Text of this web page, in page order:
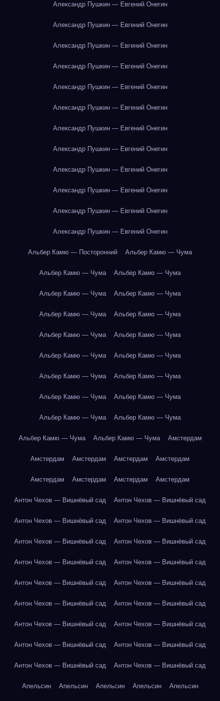
Александр Пушкин — Евгений Онегин
Александр Пушкин — Евгений Онегин
Александр Пушкин — Евгений Онегин
Александр Пушкин — Евгений Онегин
Александр Пушкин — Евгений Онегин
Александр Пушкин — Евгений Онегин
Александр Пушкин — Евгений Онегин
Александр Пушкин — Евгений Онегин
Александр Пушкин — Евгений Онегин
Александр Пушкин — Евгений Онегин
Александр Пушкин — Евгений Онегин
Александр Пушкин — Евгений Онегин
Альбер Камю — Посторонний Альбер Камю — Чума
Альбер Камю — Чума Альбер Камю — Чума
Альбер Камю — Чума Альбер Камю — Чума
Альбер Камю — Чума Альбер Камю — Чума
Альбер Камю — Чума Альбер Камю — Чума
Альбер Камю — Чума Альбер Камю — Чума
Альбер Камю — Чума Альбер Камю — Чума
Альбер Камю — Чума Альбер Камю — Чума
Альбер Камю — Чума Альбер Камю — Чума
Альбер Камю — Чума Альбер Камю — Чума Амстердам
Амстердам Амстердам Амстердам Амстердам
Амстердам Амстердам Амстердам Амстердам
Антон Чехов — Вишнёвый сад Антон Чехов — Вишнёвый сад
Антон Чехов — Вишнёвый сад Антон Чехов — Вишнёвый сад
Антон Чехов — Вишнёвый сад Антон Чехов — Вишнёвый сад
Антон Чехов — Вишнёвый сад Антон Чехов — Вишнёвый сад
Антон Чехов — Вишнёвый сад Антон Чехов — Вишнёвый сад
Антон Чехов — Вишнёвый сад Антон Чехов — Вишнёвый сад
Антон Чехов — Вишнёвый сад Антон Чехов — Вишнёвый сад
Антон Чехов — Вишнёвый сад Антон Чехов — Вишнёвый сад
Антон Чехов — Вишнёвый сад Антон Чехов — Вишнёвый сад
Апельсин Апельсин Апельсин Апельсин Апельсин